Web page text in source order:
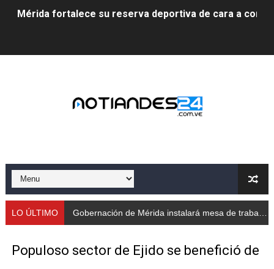
Mérida fortalece su reserva deportiva de cara a
Fundecem ofrece taller de bordado en punto de cruz
Hospital universitario muestra sus avances en visita
Instituto Nacional de Nutrición celebra Semana
Corposalud inició talleres para aspirantes al curso de
LO ÚLTIMO Gobernación de Mérida instalará mesa de trabajo con educadores jubilados
Populoso sector de Ejido se benefició de